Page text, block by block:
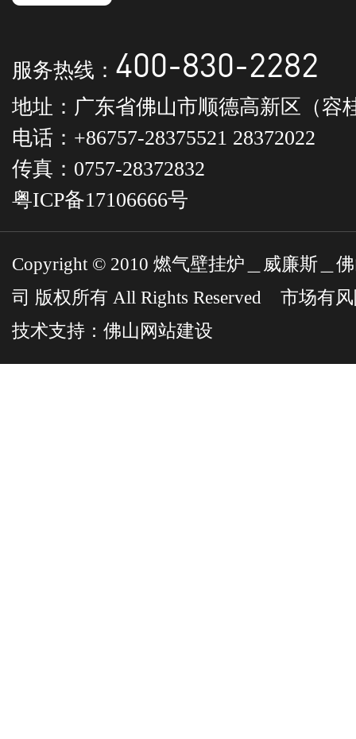
服务热线： 400-830-2282
地址：广东省佛山市顺德高新区（容
电话：+86757-28375521 28372022
传真：0757-28372832
粤ICP备17106666号
Copyright © 2010 燃气壁挂炉＿威廉斯＿
司 版权所有 All Rights Reserved 市场有
技术支持： 佛山网站建设